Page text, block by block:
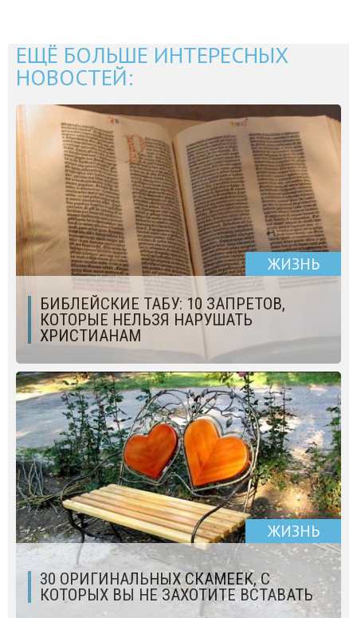
ЕЩЁ БОЛЬШЕ ИНТЕРЕСНЫХ
НОВОСТЕЙ:
ЖИЗНЬ
БИБЛЕЙСКИЕ ТАБУ: 10 ЗАПРЕТОВ,
КОТОРЫЕ НЕЛЬЗЯ НАРУШАТЬ
ХРИСТИАНАМ
ЖИЗНЬ
30 ОРИГИНАЛЬНЫХ СКАМЕЕК, С
КОТОРЫХ ВЫ НЕ ЗАХОТИТЕ ВСТАВАТЬ